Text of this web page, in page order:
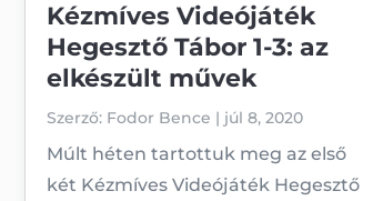
Kézmíves Videójáték
Hegesztő Tábor 1-3: az
elkészült művek
Szerző: Fodor Bence | júl 8, 2020
Múlt héten tartottuk meg az első
két Kézmíves Videójáték Hegesztő